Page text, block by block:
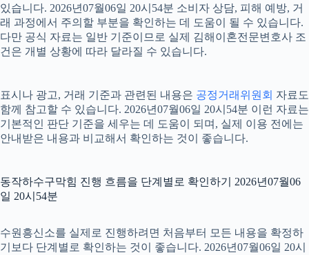
있습니다. 2026년07월06일 20시54분 소비자 상담, 피해 예방, 거
래 과정에서 주의할 부분을 확인하는 데 도움이 될 수 있습니다.
다만 공식 자료는 일반 기준이므로 실제 김해이혼전문변호사 조
건은 개별 상황에 따라 달라질 수 있습니다.
표시나 광고, 거래 기준과 관련된 내용은 공정거래위원회 자료도
함께 참고할 수 있습니다. 2026년07월06일 20시54분 이런 자료는
기본적인 판단 기준을 세우는 데 도움이 되며, 실제 이용 전에는
안내받은 내용과 비교해서 확인하는 것이 좋습니다.
동작하수구막힘 진행 흐름을 단계별로 확인하기 2026년07월06
일 20시54분
수원흥신소를 실제로 진행하려면 처음부터 모든 내용을 확정하
기보다 단계별로 확인하는 것이 좋습니다. 2026년07월06일 20시